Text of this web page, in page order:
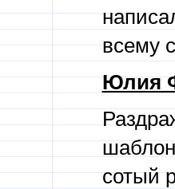
всему
Юлия
сотый